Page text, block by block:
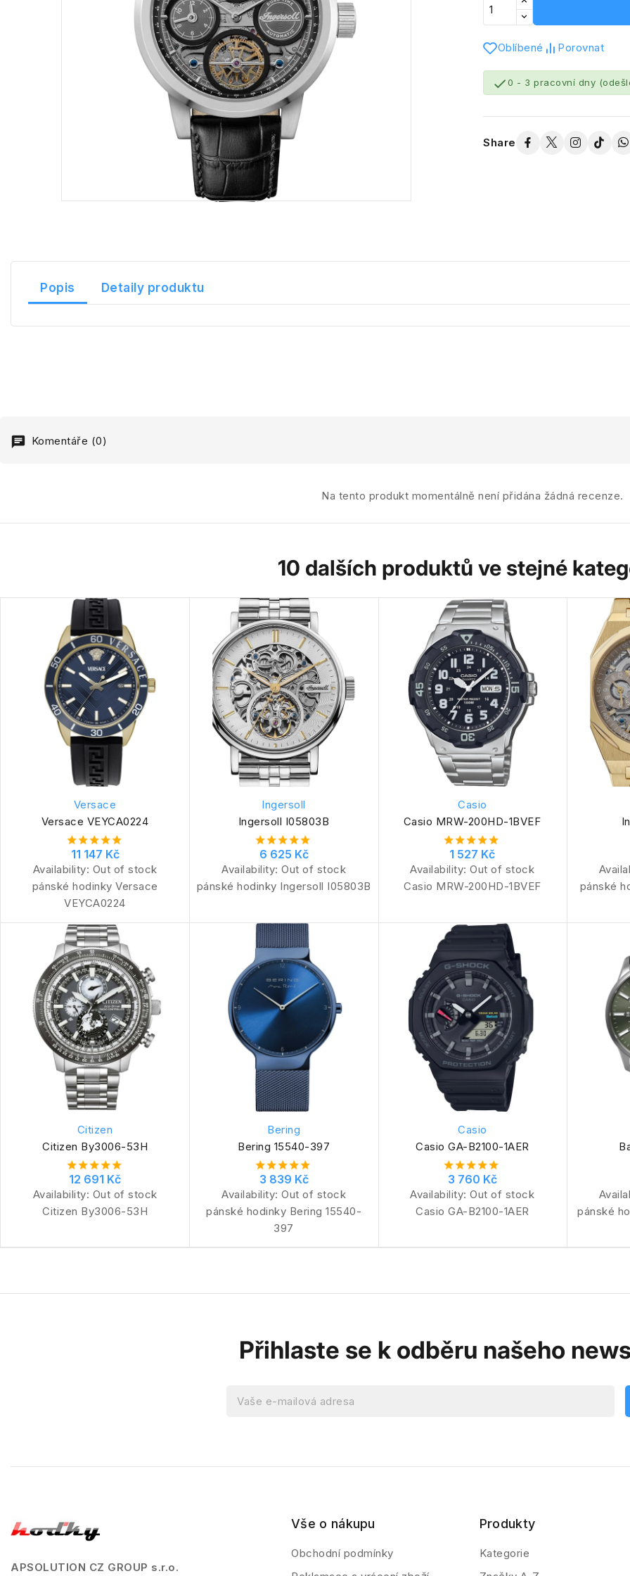
Oblíbené Porovnat
0 - 3 pracovní dny
Share
Popis Detaily produktu
Komentáře (0)
Na tento produkt momentálně není přidána žádná recenze.
10 dalších produktů ve stejné
Versace
Versace VEYCA0224
11 147 Kč
Availability: Out of stock
pánské hodinky Versace
VEYCA0224
Ingersoll
Ingersoll I05803B
6 625 Kč
Availability:Out of stock
pánské hodinky Ingersoll I05803B
Casio
Casio MRW-200HD-1BVEF
1 527 Kč
Availability:Out of stock
Casio MRW-200HD-1BVEF
pánské
Citizen
Citizen By3006-53H
12 691 Kč
Availability: Out of stock
Citizen By3006-53H
Bering
Bering 15540-397
3 839 Kč
Availability:Out of stock
pánské hodinky Bering 15540-
397
Casio
Casio GA-B2100-1AER
3 760 Kč
Availability:Out of stock
Casio GA-B2100-1AER
pánské
Přihlaste se k odběru našeho
APSOLUTION CZ GROUP s.r.o.
Vše o nákupu
Obchodní podmínky
Produkty
Kategorie